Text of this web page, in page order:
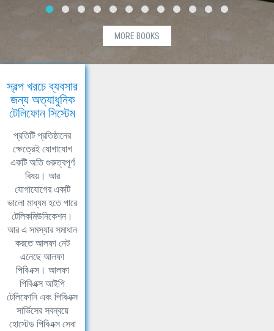
MORE BOOKS
স্বল্প খরচে ব্যবসার
জন্য অত্যাধুনিক
টেলিফোন সিস্টেম
প্রতিটি প্রতিষ্ঠানের
ক্ষেত্রেই যোগাযোগ
একটি অতি গুরুত্বপূর্ণ
বিষয়। আর
যোগাযোগের একটি
ভালো মাধ্যম হতে পারে
টেলিকমিউনিকেশন।
আর এ সমস্যার সমাধান
করতে আলফা নেট
এনেছে আলফা
পিবিএক্স। আলফা
পিবিএক্স আইপি
টেলিফোনি এবং পিবিএক্স
সার্ভিসের সবন্বয়ে
হোস্টেড পিবিএক্স সেবা